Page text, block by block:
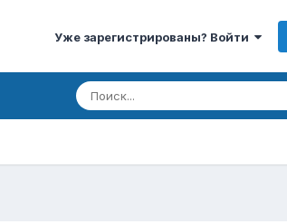
Уже зарегистрированы? Войти